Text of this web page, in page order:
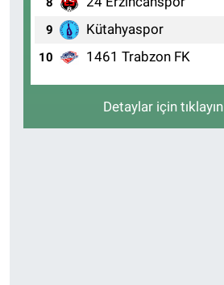
9 Kütahyaspor
10 1461 Trabzon FK
Detaylar için tıklayın